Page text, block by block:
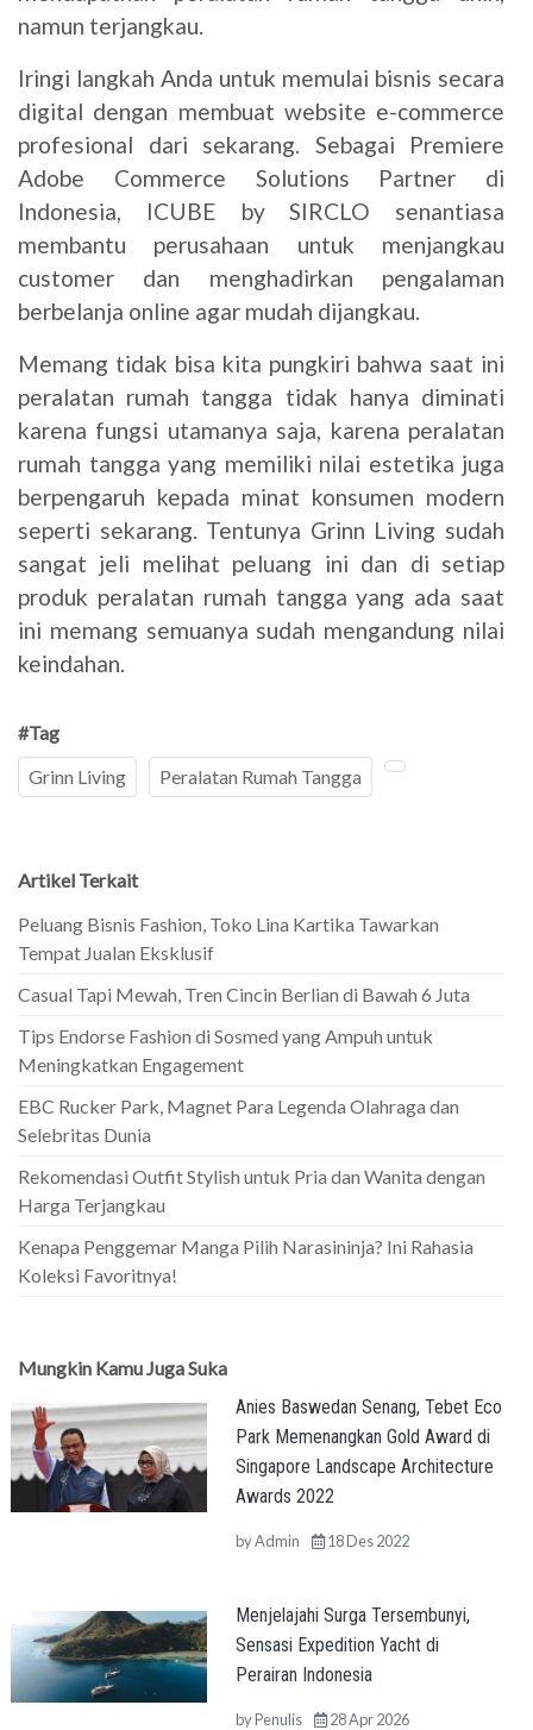
namun terjangkau.
Iringi langkah Anda untuk memulai bisnis secara
digital dengan membuat website e-commerce
profesional dari sekarang. Sebagai Premiere
Adobe Commerce Solutions Partner di
Indonesia, ICUBE by SIRCLO senantiasa
membantu perusahaan untuk menjangkau
customer dan menghadirkan pengalaman
berbelanja online agar mudah dijangkau.
Memang tidak bisa kita pungkiri bahwa saat ini
peralatan rumah tangga tidak hanya diminati
karena fungsi utamanya saja, karena peralatan
rumah tangga yang memiliki nilai estetika juga
berpengaruh kepada minat konsumen modern
seperti sekarang. Tentunya Grinn Living sudah
sangat jeli melihat peluang ini dan di setiap
produk peralatan rumah tangga yang ada saat
ini memang semuanya sudah mengandung nilai
keindahan.
#Tag
Grinn Living
Peralatan Rumah Tangga
Artikel Terkait
Peluang Bisnis Fashion, Toko Lina Kartika Tawarkan
Tempat Jualan Eksklusif
Casual Tapi Mewah, Tren Cincin Berlian di Bawah 6 Juta
Tips Endorse Fashion di Sosmed yang Ampuh untuk
Meningkatkan Engagement
EBC Rucker Park, Magnet Para Legenda Olahraga dan
Selebritas Dunia
Rekomendasi Outfit Stylish untuk Pria dan Wanita dengan
Harga Terjangkau
Kenapa Penggemar Manga Pilih Narasininja? Ini Rahasia
Koleksi Favoritnya!
Mungkin Kamu Juga Suka
Anies Baswedan Senang, Tebet Eco
Park Memenangkan Gold Award di
Singapore Landscape Architecture
Awards 2022
byAdmin 18 Des 2022
Menjelajahi Surga Tersembunyi,
Sensasi Expedition Yacht di
Perairan Indonesia
byPenulis 28 Apr 2026